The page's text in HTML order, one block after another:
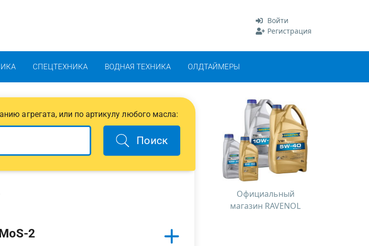
Войти
Регистрация
СПЕЦТЕХНИКА ВОДНАЯ ТЕХНИКА ОЛДТАЙМЕРЫ
агрегата, или по артикулу любого масла:
Поиск
2
Официальный
магазин RAVENOL